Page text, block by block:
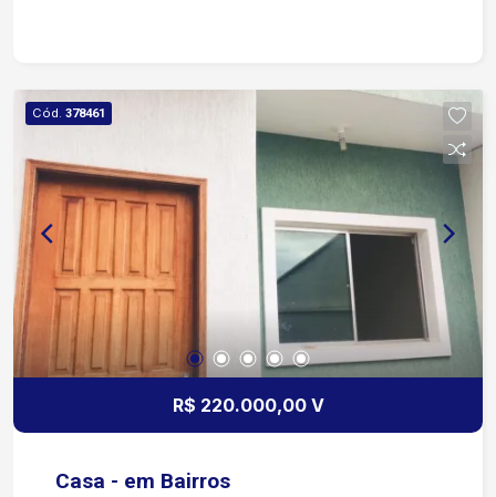
Cód. 378461
R$ 220.000,00 V
Casa - em Bairros